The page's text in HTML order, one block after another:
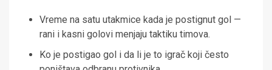
Vreme na satu utakmice kada je postignut gol —
rani i kasni golovi menjaju taktiku timova.
Ko je postigao gol i da li je to igrač koji često